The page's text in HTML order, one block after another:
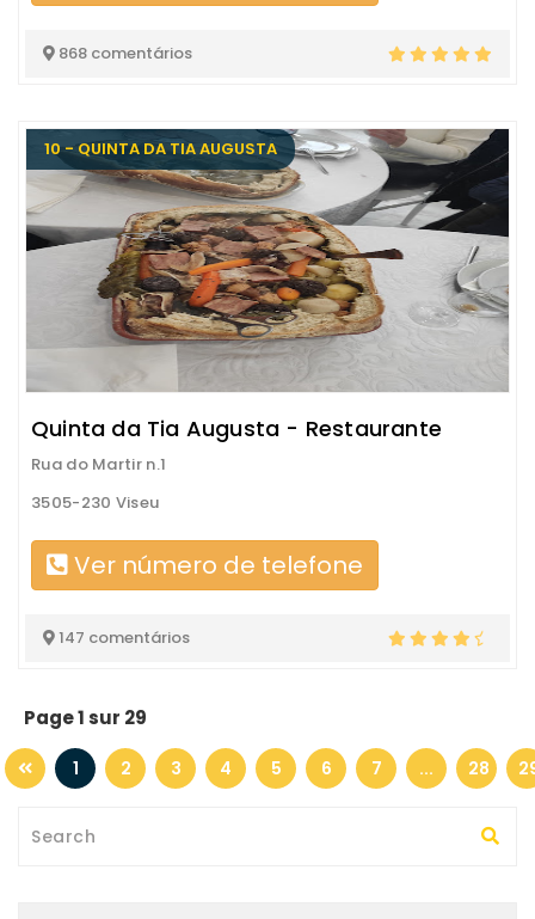
868 comentários
10 - QUINTA DA TIA AUGUSTA
Quinta da Tia Augusta - Restaurante
Rua do Martir n.1
3505-230 Viseu
Ver número de telefone
147 comentários
Page 1 sur 29
1 2 3 4 5 6 7 ... 28